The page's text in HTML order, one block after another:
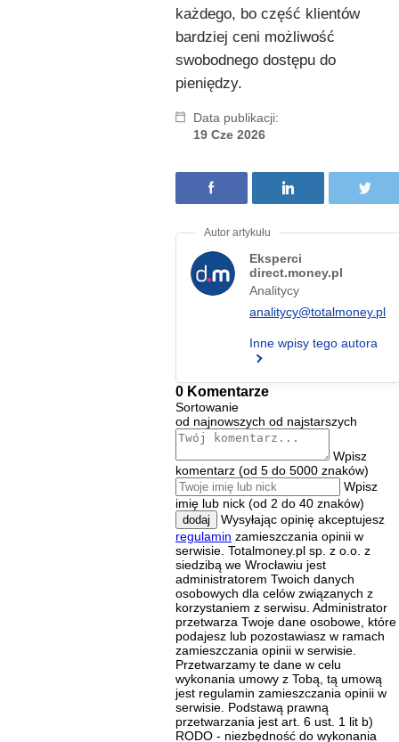
każdego, bo część klientów
bardziej ceni możliwość
swobodnego dostępu do
pieniędzy.
Data publikacji:
19 Cze 2026
Eksperci
direct.money.pl
Analitycy
analitycy@totalmoney.pl
Inne wpisy tego autora
0 Komentarze
Sortowanie
od najnowszych od najstarszych
Wpisz
komentarz (od 5 do 5000 znaków)
Wpisz
imię lub nick (od 2 do 40 znaków)
dodaj
Wysyłając opinię akceptujesz
regulamin zamieszczania opinii w
serwisie. Totalmoney.pl sp. z o.o. z
siedzibą we Wrocławiu jest
administratorem Twoich danych
osobowych dla celów związanych z
korzystaniem z serwisu. Administrator
przetwarza Twoje dane osobowe, które
podajesz lub pozostawiasz w ramach
zamieszczania opinii w serwisie.
Przetwarzamy te dane w celu
wykonania umowy z Tobą, tą umową
jest regulamin zamieszczania opinii w
serwisie. Podstawą prawną
przetwarzania jest art. 6 ust. 1 lit b)
RODO - niezbędność do wykonania